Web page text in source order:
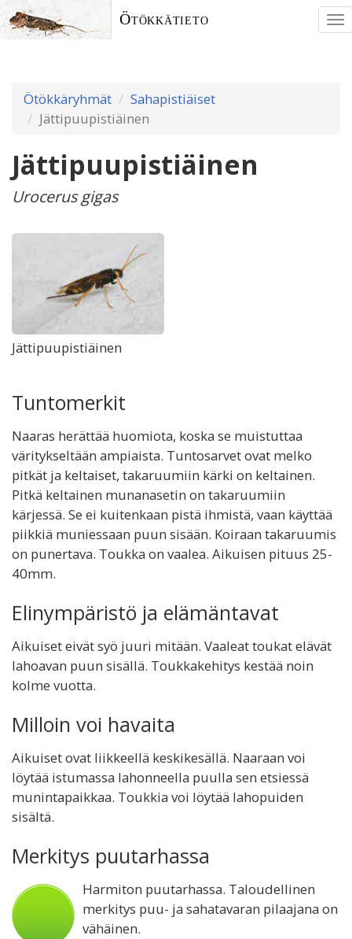
Ötökkätieto
Ötökkäryhmät
Sahapistiäiset
Jättipuupistiäinen
Jättipuupistiäinen
Urocerus gigas
Jättipuupistiäinen
Tuntomerkit
Naaras herättää huomiota, koska se muistuttaa
väritykseltään ampiaista. Tuntosarvet ovat melko
pitkät ja keltaiset, takaruumiin kärki on keltainen.
Pitkä keltainen munanasetin on takaruumiin
kärjessä. Se ei kuitenkaan pistä ihmistä, vaan käyttää
piikkiä muniessaan puun sisään. Koiraan takaruumis
on punertava. Toukka on vaalea. Aikuisen pituus 25-
40mm.
Elinympäristö ja elämäntavat
Aikuiset eivät syö juuri mitään. Vaaleat toukat elävät
lahoavan puun sisällä. Toukkakehitys kestää noin
kolme vuotta.
Milloin voi havaita
Aikuiset ovat liikkeellä keskikesällä. Naaraan voi
löytää istumassa lahonneella puulla sen etsiessä
munintapaikkaa. Toukkia voi löytää lahopuiden
sisältä.
Merkitys puutarhassa
Harmiton puutarhassa. Taloudellinen
merkitys puu- ja sahatavaran pilaajana on
vähäinen.